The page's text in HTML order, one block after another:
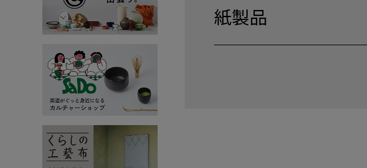
紙製品